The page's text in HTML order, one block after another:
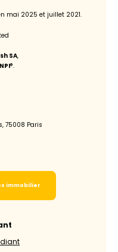
mai 2025 et juillet 2021.
SA,
®.
75008 Paris
immobilier